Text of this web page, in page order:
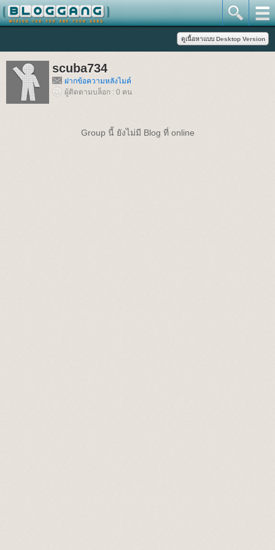
scuba734
ฝากข้อความหลังไมค์
ผู้ติดตามบล็อก : 0 คน
Group นี้ ยังไม่มี Blog ที่ online